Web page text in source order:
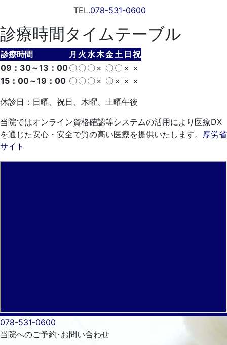
TEL.078-531-0600
診療時間タイムテーブル
診療時間 月 火水木金土 日 祝
09：30～13：00〇 〇 〇 × 〇 〇 × ×
15：00～19：00 〇 〇 〇 × 〇 × × ×
休診日：日曜、祝日、木曜、土曜午後
当院ではオンライン資格確認等システムの活用により医療DX
を通じた安心・安全で質の高い医療を提供いたします。 厚労省
サイト
078-531-0600
当院へのご予約･ お問い合わせ